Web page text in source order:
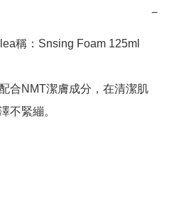
−
稱：Snsing Foam 125ml
合NMT潔膚成分，在清潔肌
不緊繃。